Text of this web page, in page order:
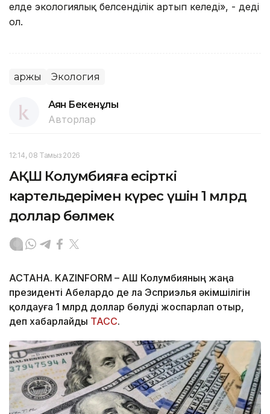
елде экологиялық белсенділік артып келеді», - деді
ол.
Қаржы Экология
Аян Бекенұлы
Авторлар
12:14, 08 Тамыз 2026
АҚШ Колумбияға есірткі
картельдерімен күрес үшін 1 млрд
доллар бөлмек
АСТАНА. KAZINFORM – АҚШ Колумбияның жаңа
президенті Абелардо де ла Эсприэлья әкімшілігін
қолдауға 1 млрд доллар бөлуді жоспарлап отыр,
деп хабарлайды ТАСС.